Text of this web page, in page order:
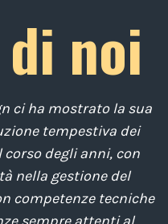
noi
ci ha mostrato la sua
tempestiva dei
degli anni, con
nella gestione del
competenze tecniche